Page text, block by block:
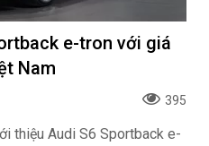
e-tron với giá
Nam
395
thiệu Audi S6 Sportback e-